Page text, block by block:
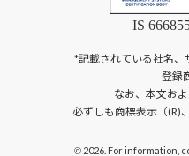
IS
*記載されている社名、
登録
なお、本文およ
必ずしも商標表示（(R)
©2026. For information,